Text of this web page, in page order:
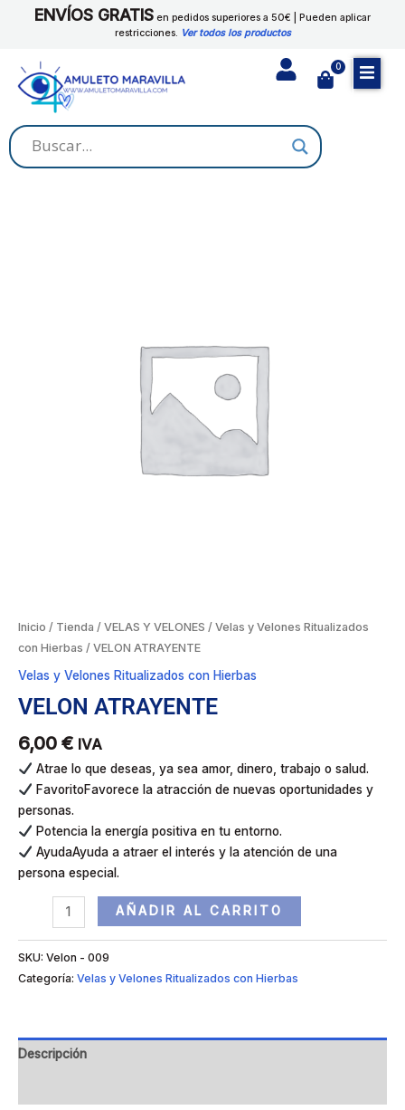
ENVÍOS GRATIS en pedidos superiores a 50€ | Pueden aplicar
restricciones. Ver todos los productos
0
Cart
Inicio / Tienda / VELAS Y VELONES / Velas y Velones Ritualizados
con Hierbas / VELON ATRAYENTE
Velas y Velones Ritualizados con Hierbas
VELON ATRAYENTE
6,00 € IVA
Atrae lo que deseas, ya sea amor, dinero, trabajo o salud.
FavoritoFavorece la atracción de nuevas oportunidades y
personas.
Potencia la energía positiva en tu entorno.
AyudaAyuda a atraer el interés y la atención de una
persona especial.
AÑADIR AL CARRITO
SKU: Velon - 009
Categoría: Velas y Velones Ritualizados con Hierbas
Descripción